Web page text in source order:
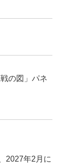
の図」パネ
2027年2月に